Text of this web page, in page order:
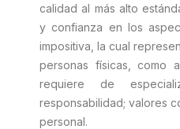
calidad al más alto
y confianza en los
impositiva, la cual
personas físicas, como
requiere de
responsabilidad; valores
personal.